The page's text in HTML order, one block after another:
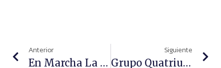
Anterior
En Marcha La Próxima Edición De Farmanatur
Siguiente
Grupo Quatrium Inaugura Nueva Sede En Sevilla